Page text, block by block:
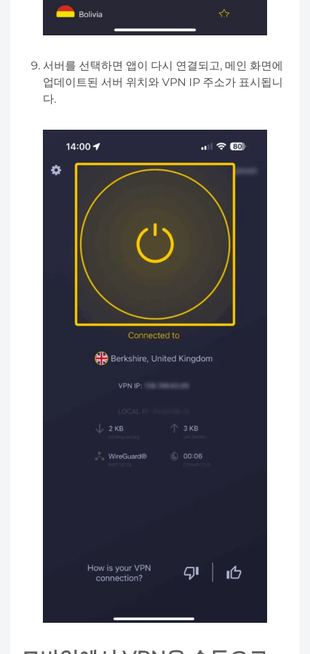
서버를 선택하면 앱이 다시 연결되고, 메인 화면에
업데이트된 서버 위치와 VPN IP 주소가 표시됩니
다.